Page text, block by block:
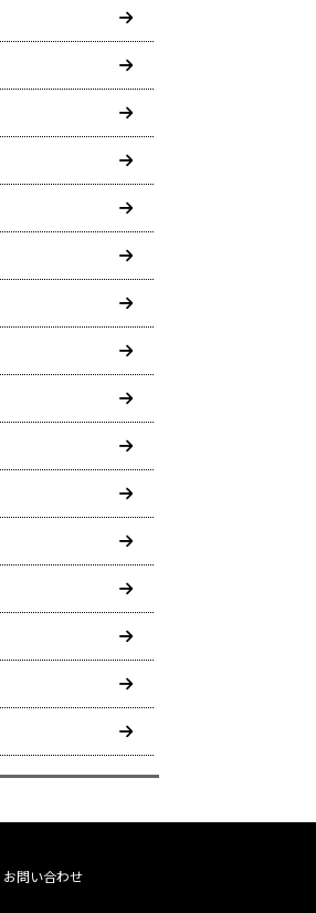
お問い合わせ